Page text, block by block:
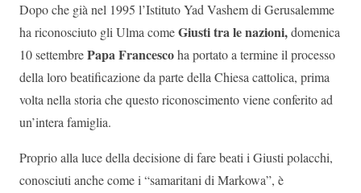
Dopo che già nel 1995 l’Istituto Yad Vashem di Gerusalemme
ha riconosciuto gli Ulma comeGiusti tra le nazioni,domenica
10 settembrePapa Francescoha portato a termine il processo
della loro beatificazione da parte della Chiesa cattolica, prima
volta nella storia che questo riconoscimento viene conferito ad
un’intera famiglia.
Proprio alla luce della decisione di fare beati i Giusti polacchi,
conosciuti anche come i “samaritani di Markowa”, è